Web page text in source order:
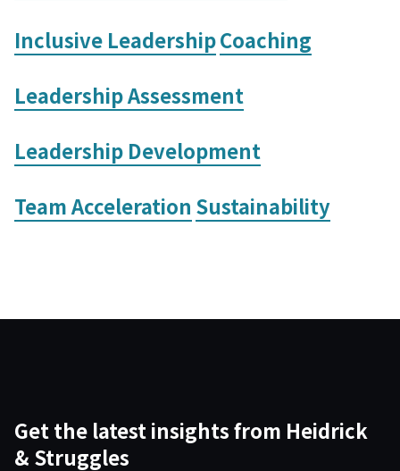
Inclusive LeadershipCoaching
Leadership Assessment
Leadership Development
Team Acceleration Sustainability
Get the latest insights from Heidrick
& Struggles